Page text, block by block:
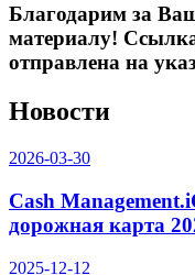
Благодарим за
материалу!
отправлена на
Новости
2026-03-30
Cash
дорожная карта
2025-12-12